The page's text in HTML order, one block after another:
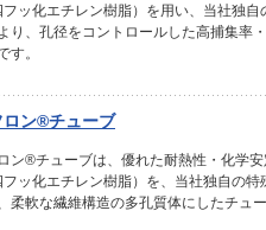
フッ化エチレン樹脂）を用い、当社独自
り、孔径をコントロールした高捕集率
す。
ロン®チューブ
ン®チューブは、優れた耐熱性・化学
フッ化エチレン樹脂）を、当社独自の特
柔軟な繊維構造の多孔質体にしたチュー